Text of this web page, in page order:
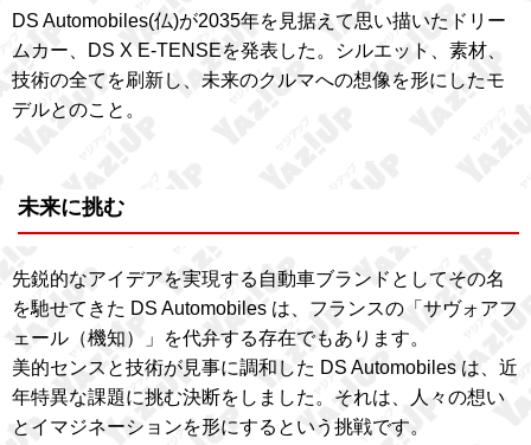
DS Automobiles(仏)が2035年を見据えて思い描いたドリー
ムカー、DS X E-TENSEを発表した。シルエット、素材、
技術の全てを刷新し、未来のクルマへの想像を形にしたモ
デルとのこと。
未来に挑む
先鋭的なアイデアを実現する自動車ブランドとしてその名
を馳せてきた DS Automobiles は、フランスの「サヴォアフ
ェール（機知）」を代弁する存在でもあります。
美的センスと技術が見事に調和した DS Automobiles は、近
年特異な課題に挑む決断をしました。それは、人々の想い
とイマジネーションを形にするという挑戦です。